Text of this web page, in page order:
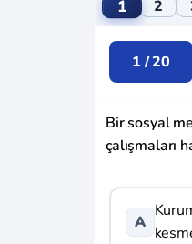
1 2
1 / 20
Bir sosyal
çalışmaları
A